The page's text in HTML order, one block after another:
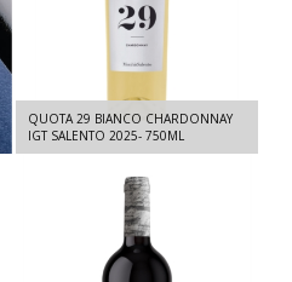
QUOTA 29 BIANCO CHARDONNAY
IGT SALENTO 2025- 750ML